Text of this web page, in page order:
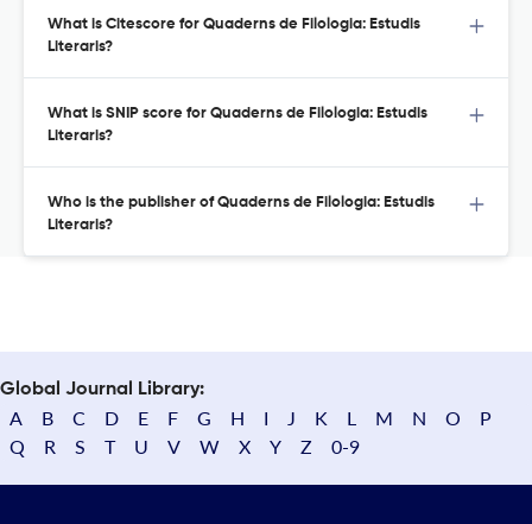
What is Citescore for Quaderns de Filologia: Estudis
Literaris?
What is SNIP score for Quaderns de Filologia: Estudis
Literaris?
Who is the publisher of Quaderns de Filologia: Estudis
Literaris?
Global Journal Library:
A B C D E F G H I J K L M N O
P
Q
R S T U V W X Y Z 0-9